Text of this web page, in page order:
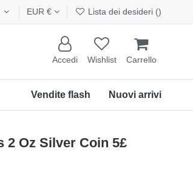
EUR € Lista dei desideri ()
Accedi Wishlist Carrello
Nuovi arrivi
Vendite flash
2 Oz Silver Coin 5£